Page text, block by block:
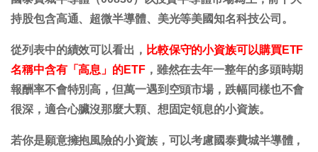
持股包含高通、超微半導體、美光等美國知名科技公司。
從列表中的績效可以看出， 比較保守的小資族可以購買ETF
名稱中含有「高息」的ETF，雖然在去年一整年的多頭時期
報酬率不會特別高，但萬一遇到空頭市場，跌幅同樣也不會
很深，適合心臟沒那麼大顆、想固定領息的小資族。
若你是願意擁抱風險的小資族，可以考慮國泰費城半導體，